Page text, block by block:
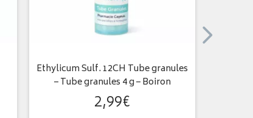
Ethylicum Sulf. 12CH Tube granules
– Tube granules 4 g – Boiron
2,99€